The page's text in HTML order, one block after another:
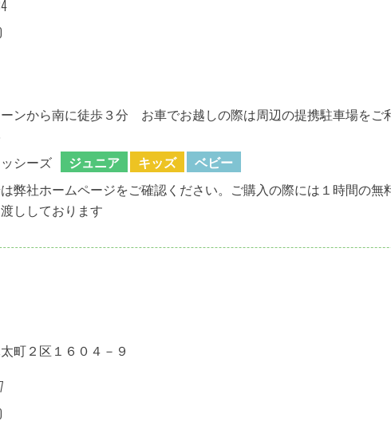
ンから南に徒歩３分 お車でお越しの際は周辺の提携駐車場をご
シーズ ジュニア キッズ
ベビー
弊社ホームページをご確認ください。ご購入の際には１時間の無
ししております
町２区１６０４－９